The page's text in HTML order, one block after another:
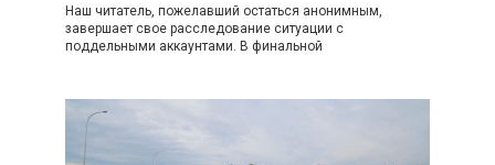
Наш читатель, пожелавший остаться анонимным,
завершает свое расследование ситуации с
поддельными аккаунтами. В финальной